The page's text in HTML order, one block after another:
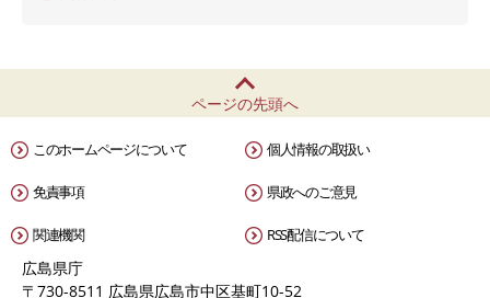
ページの先頭へ
このホームページについて 個人情報の取扱い
免責事項 県政へのご意見
関連機関 RSS配信について
広島県庁
〒730-8511 広島県広島市中区基町10-52